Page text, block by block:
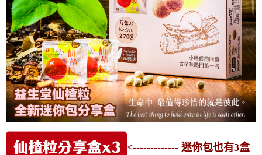
<------------- 迷你包也有3盒